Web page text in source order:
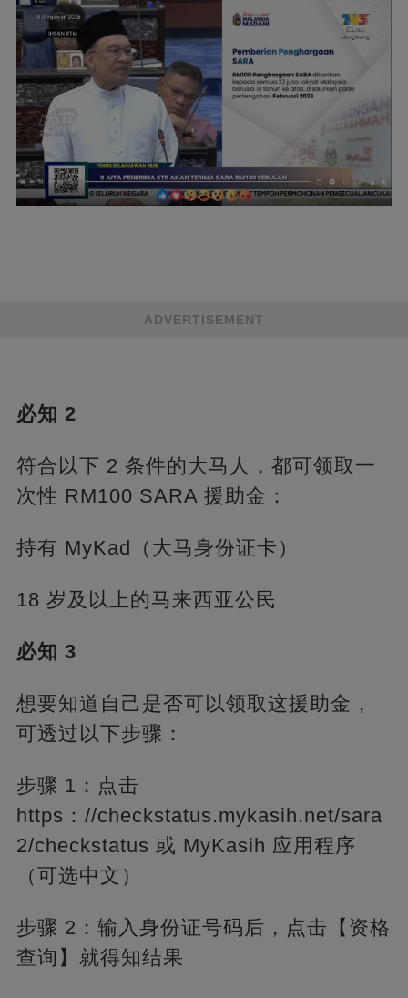
ADVERTISEMENT
必知 2
符合以下 2 条件的大马人，都可领取一
次性 RM100 SARA 援助金：
持有 MyKad（大马身份证卡）
18 岁及以上的马来西亚公民
必知 3
想要知道自己是否可以领取这援助金，
可透过以下步骤：
步骤 1：点击
https：//checkstatus.mykasih.net/sara
2/checkstatus 或 MyKasih 应用程序
（可选中文）
步骤 2：输入身份证号码后，点击【资格
查询】就得知结果